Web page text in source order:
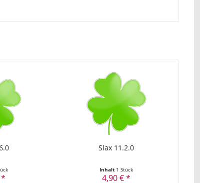
*
Slax 11.2.0
Inhalt 1 Stück
4,90 € *